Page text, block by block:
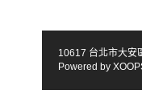
10617 台北市大
Powered by